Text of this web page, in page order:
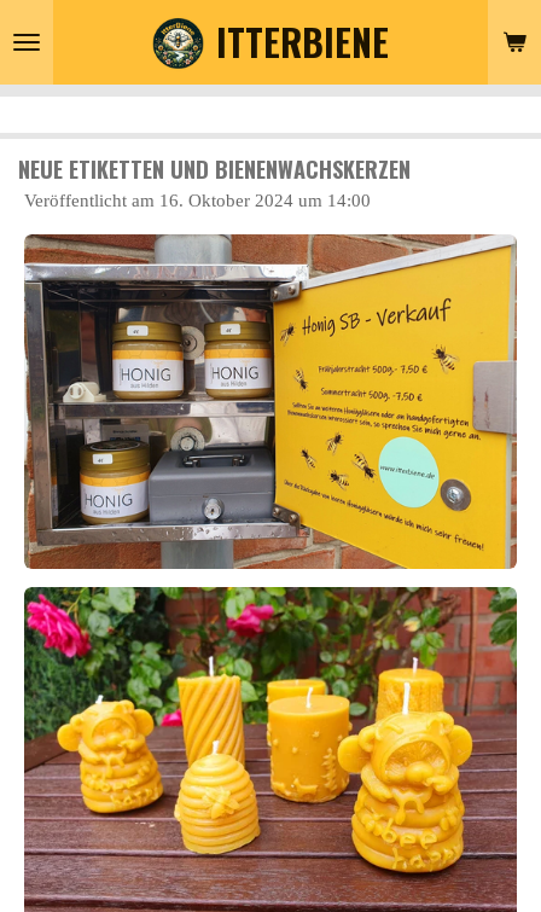
Hauptinhalt
springen
ITTERBIENE
NEUE ETIKETTEN UND BIENENWACHSKERZEN
Veröffentlicht am 16. Oktober 2024 um 14:00